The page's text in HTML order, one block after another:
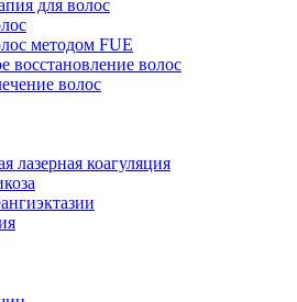
для волос
методом FUE
восстановление волос
волос
лазерная коагуляция